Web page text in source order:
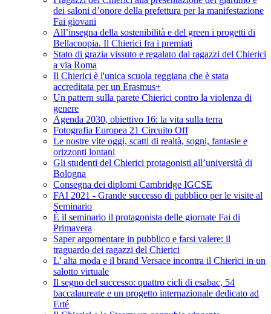
dei saloni d’onore della prefettura per la manifestazione
Fai giovani
All’insegna della sostenibilità e del green i progetti di
Bellacoopia. Il Chierici fra i premiati
Stato di grazia vissuto e regalato dai ragazzi del Chierici
a via Roma
Il Chierici è l'unica scuola reggiana che è stata
accreditata per un Erasmus+
Un pattern sulla parete Chierici contro la violenza di
genere
Agenda 2030, obiettivo 16: la vita sulla terra
Fotografia Europea 21 Circuito Off
Le nostre vite oggi, scatti di realtà, sogni, fantasie e
orizzonti lontani
Gli studenti del Chierici protagonisti all’università di
Bologna
Consegna dei diplomi Cambridge IGCSE
FAI 2021 - Grande successo di pubblico per le visite al
Seminario
È il seminario il protagonista delle giornate Fai di
Primavera
Saper argomentare in pubblico e farsi valere: il
traguardo dei ragazzi del Chierici
L’ alta moda e il brand Versace incontra il Chierici in un
salotto virtuale
Il segno del successo: quattro cicli di esabac, 54
baccalaureate e un progetto internazionale dedicato ad
Erté